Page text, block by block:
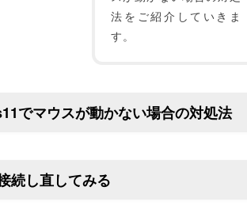
法をご紹介していきま
す。
でマウスが動かない場合の対処法
続し直してみる